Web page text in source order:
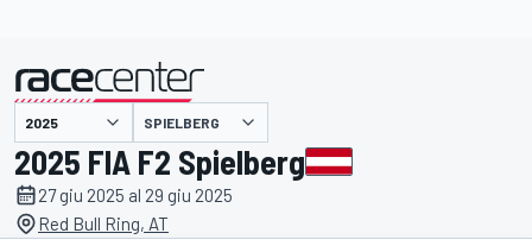
presentato da SPIELBERG
2025 FIA F2 Spielberg
27 giu 2025 al 29 giu 2025
Red Bull Ring, AT